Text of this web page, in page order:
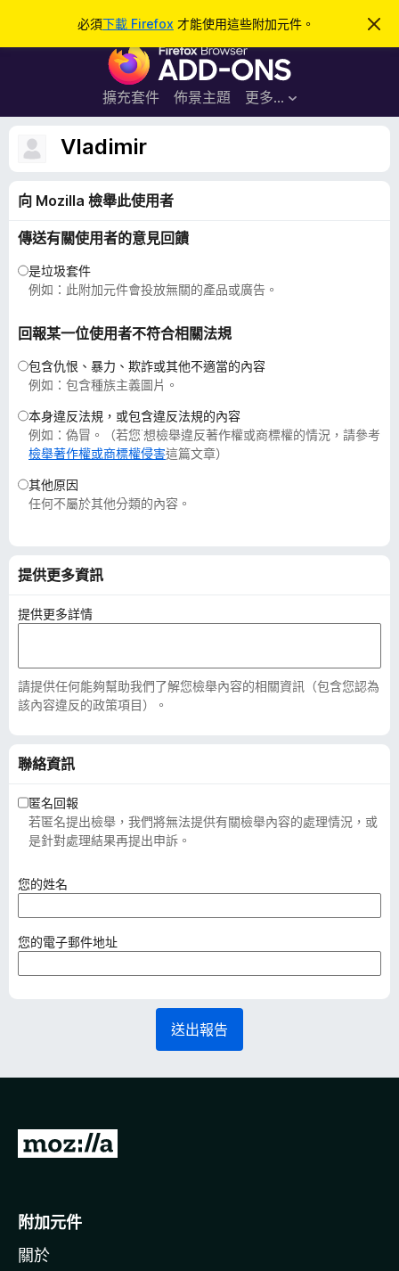
必須下載 Firefox 才能使用這些附加元件。
忽
此
F
r
e
加
件
擴充套件 佈景主題 更多…
登入
Vladimir
向 Mozilla 檢舉此使用者
傳送有關使用者的意見回饋
是垃圾套件
例如：此附加元件會投放無關的產品或廣告。
回報某一位使用者不符合相關法規
包含仇恨、暴力、欺詐或其他不適當的內容
例如：包含種族主義圖片。
本身違反法規，或包含違反法規的內容
例如：偽冒。（若您˙想檢舉違反著作權或商標權的情況，請參考
檢舉著作權或商標權侵害這篇文章）
其他原因
任何不屬於其他分類的內容。
提供更多資訊
提供更多詳情
請提供任何能夠幫助我們了解您檢舉內容的相關資訊（包含您認為
該內容違反的政策項目）。
聯絡資訊
匿名回報
若匿名提出檢舉，我們將無法提供有關檢舉內容的處理情況，或
是針對處理結果再提出申訴。
您的姓名
填
）
您的電子郵件地址（
填
送出報告
前
o
i
附加元件
關於